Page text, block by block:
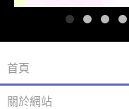
首頁
關於網站